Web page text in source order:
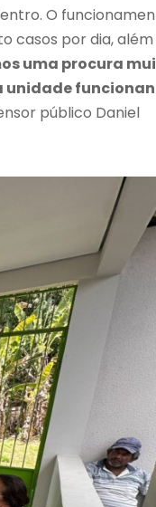
O
casos por dia,
uma procura
unidade
público Daniel